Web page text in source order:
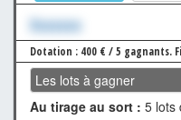
Xxxxxxx
Dotation : 400 € / 5 gagnants.
Les lots à gagner
Au tirage au sort : 5 lots